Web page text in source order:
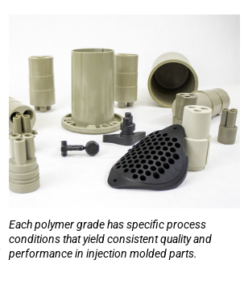
Each polymer grade has specific process
conditions that yield consistent quality and
performance in injection molded parts.